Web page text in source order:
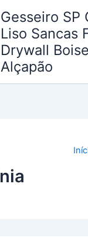
Gesseiro SP
Liso Sancas
Drywall
Alçapão